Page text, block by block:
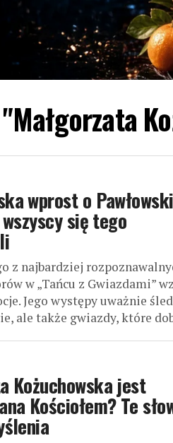
wprost o
wszyscy się tego
z najbardziej
w „Tańcu z Gwiazdami”
Jego występy uważnie
ale także gwiazdy, które
Kożuchowska jest
Kościołem? Te